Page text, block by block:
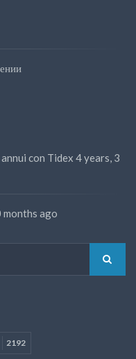
con Tidex 4 years, 3
months ago
2192